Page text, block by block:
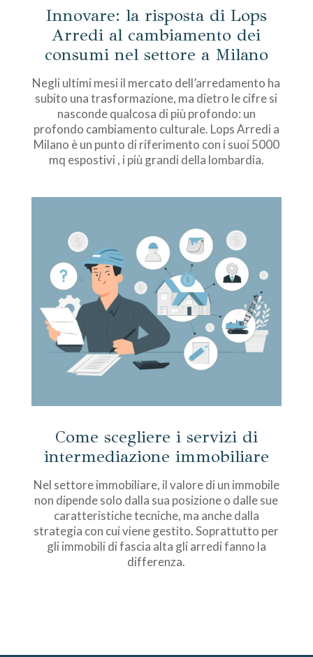
Innovare: la risposta di Lops
Arredi al cambiamento dei
consumi nel settore a Milano
Negli ultimi mesi il mercato dell’arredamento ha
subito una trasformazione, ma dietro le cifre si
nasconde qualcosa di più profondo: un
profondo cambiamento culturale. Lops Arredi a
Milano è un punto di riferimento con i suoi 5000
mq espostivi , i più grandi della lombardia.
Come scegliere i servizi di
intermediazione immobiliare
Nel settore immobiliare, il valore di un immobile
non dipende solo dalla sua posizione o dalle sue
caratteristiche tecniche, ma anche dalla
strategia con cui viene gestito. Soprattutto per
gli immobili di fascia alta gli arredi fanno la
differenza.